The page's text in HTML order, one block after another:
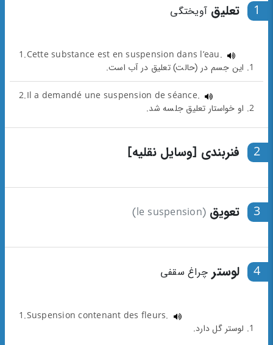
1 تعلیق آویختگی
1.Cette substance est en suspension dans l’eau.
1. این جسم در (حالت) تعلیق در آب است.
2.Il a demandé une suspension de séance.
2. او خواستار تعلیق جلسه شد.
2 فنربندی [وسایل نقلیه]
3 تعویق (le suspension)
4 لوستر چراغ سقفی
1.Suspension contenant des fleurs.
1. لوستر گل دارد.